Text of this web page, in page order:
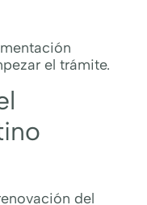
el trámite.
del